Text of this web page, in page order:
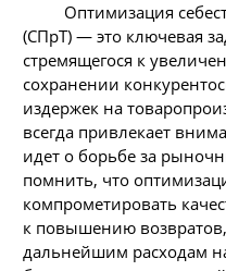
Оптимизация
(СПрТ) — это ключевая
стремящегося к
сохранении
издержек на
всегда привлекает
идет о борьбе за
помнить, что
компрометировать
к повышению
дальнейшим расходам